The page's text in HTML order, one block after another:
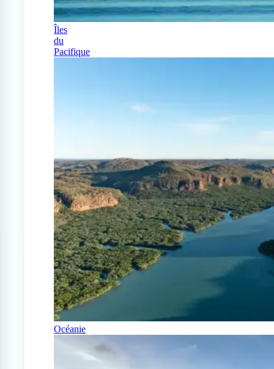
Îles
du
Pacifique
Océanie